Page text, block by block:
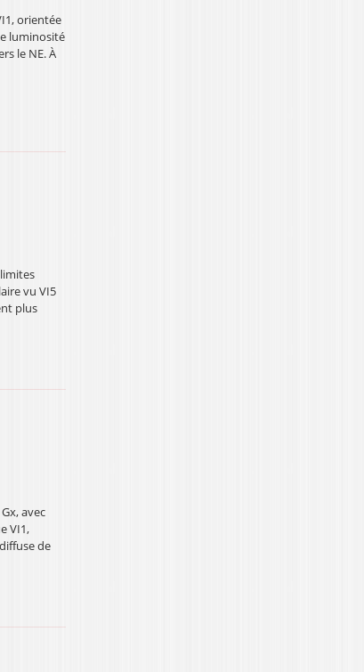
orientée
luminosité
le NE. À
vu VI5
plus
avec
VI1,
de